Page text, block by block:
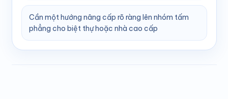
Cần một hướng nâng cấp rõ ràng lên nhóm tấm
phẳng cho biệt thự hoặc nhà cao cấp